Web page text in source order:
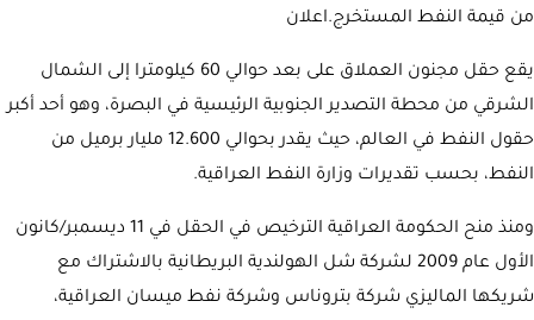
من قيمة النفط المستخرج.اعلان
يقع حقل مجنون العملاق على بعد حوالي 60 كيلومترا إلى الشمال
الشرقي من محطة التصدير الجنوبية الرئيسية في البصرة، وهو أحد أكبر
حقول النفط في العالم، حيث يقدر بحوالي 12.600 مليار برميل من
النفط، بحسب تقديرات وزارة النفط العراقية.
ومنذ منح الحكومة العراقية الترخيص في الحقل في 11 ديسمبر/كانون
الأول عام 2009 لشركة شل الهولندية البريطانية بالاشتراك مع
شريكها الماليزي شركة بتروناس وشركة نفط ميسان العراقية،